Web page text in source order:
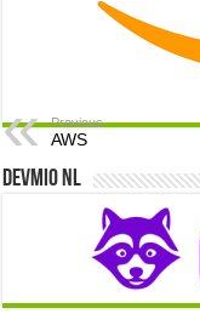
Previous
AWS
Devmio NL